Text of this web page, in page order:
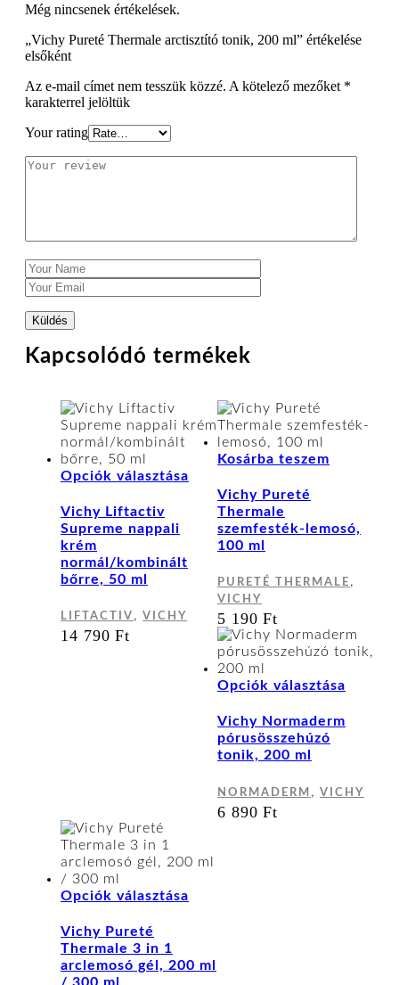
Még nincsenek értékelések.
„Vichy Pureté Thermale arctisztító tonik, 200 ml” értékelése
elsőként
Az e-mail címet nem tesszük közzé. A kötelező mezőket *
karakterrel jelöltük
Your rating
Kapcsolódó termékek
Opciók választása
terméknek
több
variációja
változatok
termékoldalon
választhatók
Vichy Liftactiv
Supreme nappali
krém
normál/kombinált
bőrre, 50 ml
LIFTACTIV , VICHY
14 790Ft
Kosárba teszem
Vichy Pureté
Thermale
szemfesték-lemosó,
100 ml
PURETÉ THERMALE ,
VICHY
5 190Ft
Opciók választása
A
Vichy Normaderm
pórusösszehúzó
tonik, 200 ml
NORMADERM , VICHY
6 890Ft
Opciók választása
variációja
Vichy Pureté
Thermale 3 in 1
arclemosó gél, 200 ml